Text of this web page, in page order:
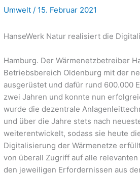
Umwelt / 15. Februar 2021
HanseWerk Natur realisiert die
Hamburg. Der Wärmenetzbetreiber
Betriebsbereich Oldenburg mit der
ausgerüstet und dafür rund 600.000
zwei Jahren und konnte nun
wurde die dezentrale
und über die Jahre stets nach
weiterentwickelt, sodass sie heute
Digitalisierung der Wärmenetze
von überall Zugriff auf alle
den jeweiligen Erfordernissen aus